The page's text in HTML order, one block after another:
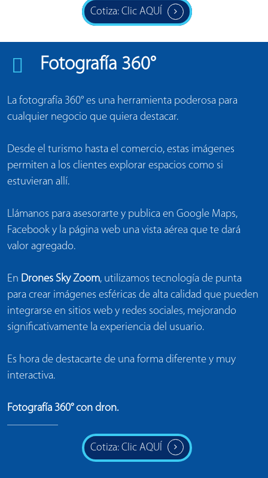
Cotiza: Clic AQUÍ
Fotografía 360°
La fotografía 360° es una herramienta poderosa para
cualquier negocio que quiera destacar.
Desde el turismo hasta el comercio, estas imágenes
permiten a los clientes explorar espacios como si
estuvieran allí.
Llámanos para asesorarte y publica en Google Maps,
Facebook y la página web una vista aérea que te dará
valor agregado.
En Drones Sky Zoom, utilizamos tecnología de punta
para crear imágenes esféricas de alta calidad que pueden
integrarse en sitios web y redes sociales, mejorando
significativamente la experiencia del usuario.
Es hora de destacarte de una forma diferente y muy
interactiva.
Fotografía 360° con dron.
Cotiza: Clic AQUÍ